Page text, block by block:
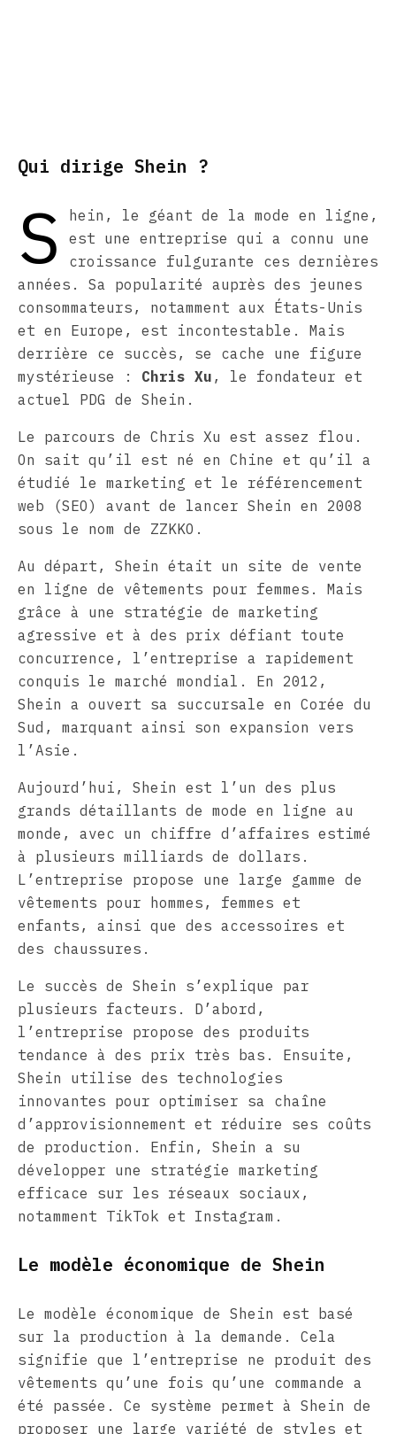
Qui dirige Shein ?
S
hein, le géant de la mode en ligne,
est une entreprise qui a connu une
croissance fulgurante ces dernières
années. Sa popularité auprès des jeunes
consommateurs, notamment aux États-Unis
et en Europe, est incontestable. Mais
derrière ce succès, se cache une figure
mystérieuse : Chris Xu , le fondateur et
actuel PDG de Shein.
Le parcours de Chris Xu est assez flou.
On sait qu’il est né en Chine et qu’il a
étudié le marketing et le référencement
web (SEO) avant de lancer Shein en 2008
sous le nom de ZZKKO.
Au départ, Shein était un site de vente
en ligne de vêtements pour femmes. Mais
grâce à une stratégie de marketing
agressive et à des prix défiant toute
concurrence, l’entreprise a rapidement
conquis le marché mondial. En 2012,
Shein a ouvert sa succursale en Corée du
Sud, marquant ainsi son expansion vers
l’Asie.
Aujourd’hui, Shein est l’un des plus
grands détaillants de mode en ligne au
monde, avec un chiffre d’affaires estimé
à plusieurs milliards de dollars.
L’entreprise propose une large gamme de
vêtements pour hommes, femmes et
enfants, ainsi que des accessoires et
des chaussures.
Le succès de Shein s’explique par
plusieurs facteurs. D’abord,
l’entreprise propose des produits
tendance à des prix très bas. Ensuite,
Shein utilise des technologies
innovantes pour optimiser sa chaîne
d’approvisionnement et réduire ses coûts
de production. Enfin, Shein a su
développer une stratégie marketing
efficace sur les réseaux sociaux,
notamment TikTok et Instagram.
Le modèle économique de Shein
Le modèle économique de Shein est basé
sur la production à la demande. Cela
signifie que l’entreprise ne produit des
vêtements qu’une fois qu’une commande a
été passée. Ce système permet à Shein de
proposer une large variété de styles et